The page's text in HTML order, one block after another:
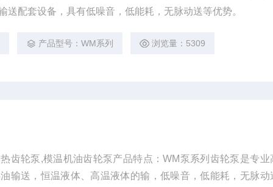
送配套设备，具有低噪音，低能耗，无脉动送等优势。
产品型号：WM系列 浏览量：5309
齿轮泵,模温机油齿轮泵产品特点：WM泵系列齿轮泵是专业
输送，恒温液体、高温液体的输，低噪音，低能耗，无脉动